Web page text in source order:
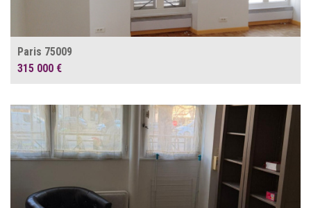
Paris 75009
315 000 €